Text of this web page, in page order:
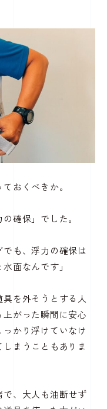
おくべきか。
確保」でした。
でも、浮力の確保は
面なんです」
を外そうとする人
がった瞬間に安心
かり浮けていなけ
まうこともありま
で、大人も油断せず